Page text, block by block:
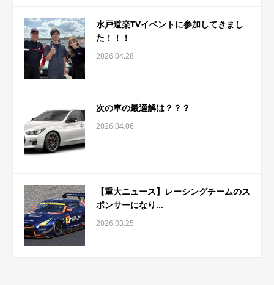
水戸道楽TVイベントに参加してきまし
た！！！
2026.04.28
次の車の最適解は？？？
2026.04.06
【重大ニュース】レーシングチームのス
ポンサーになり...
2026.03.25